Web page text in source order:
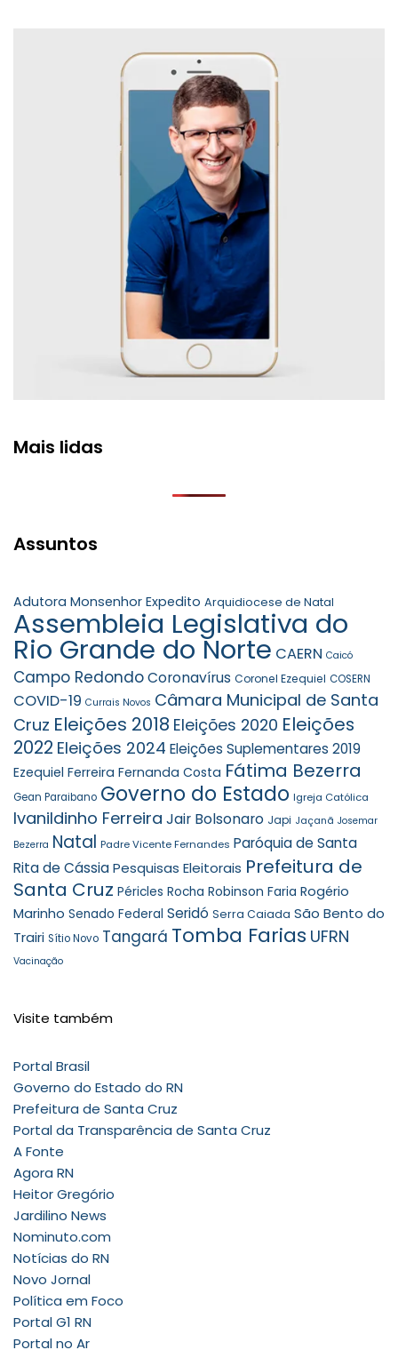
Mais lidas
Assuntos
Adutora Monsenhor Expedito Arquidiocese de Natal
Assembleia Legislativa do
Rio Grande do Norte CAERN Caicó
Campo RedondoCoronavírus Coronel Ezequiel COSERN
COVID-19 Currais Novos Câmara Municipal de Santa
Cruz Eleições 2018 Eleições 2020 Eleições
2022 Eleições 2024 Eleições Suplementares 2019
Ezequiel Ferreira Fernanda Costa Fátima Bezerra
Gean Paraibano Governo do Estado Igreja Católica
Ivanildinho Ferreira Jair Bolsonaro Japi Jaçanã Josemar
Bezerra Natal Padre Vicente Fernandes Paróquia de Santa
Rita de CássiaPesquisas Eleitorais Prefeitura de
Santa Cruz Péricles Rocha Robinson Faria Rogério
Marinho Senado Federal Seridó Serra Caiada São Bento do
Trairi Sítio Novo Tangará Tomba Farias UFRN
Vacinação
Visite também
Portal Brasil
Governo do Estado do RN
Prefeitura de Santa Cruz
Portal da Transparência de Santa Cruz
A Fonte
Agora RN
Heitor Gregório
Jardilino News
Nominuto.com
Notícias do RN
Novo Jornal
Política em Foco
Portal G1 RN
Portal no Ar